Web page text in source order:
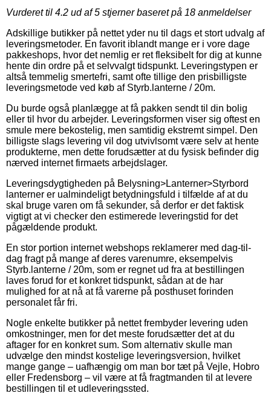
Vurderet til 4.2 ud af 5 stjerner baseret på 18 anmeldelser
Adskillige butikker på nettet yder nu til dags et stort udvalg af
leveringsmetoder. En favorit iblandt mange er i vore dage
pakkeshops, hvor det nemlig er ret fleksibelt for dig at kunne
hente din ordre på et selvvalgt tidspunkt. Leveringstypen er
altså temmelig smertefri, samt ofte tillige den prisbilligste
leveringsmetode ved køb af Styrb.lanterne / 20m.
Du burde også planlægge at få pakken sendt til din bolig
eller til hvor du arbejder. Leveringsformen viser sig oftest en
smule mere bekostelig, men samtidig ekstremt simpel. Den
billigste slags levering vil dog utvivlsomt være selv at hente
produkterne, men dette forudsætter at du fysisk befinder dig
nærved internet firmaets arbejdslager.
Leveringsdygtigheden på Belysning>Lanterner>Styrbord
lanterner er ualmindeligt betydningsfuld i tilfælde af at du
skal bruge varen om få sekunder, så derfor er det faktisk
vigtigt at vi checker den estimerede leveringstid for det
pågældende produkt.
En stor portion internet webshops reklamerer med dag-til-
dag fragt på mange af deres varenumre, eksempelvis
Styrb.lanterne / 20m, som er regnet ud fra at bestillingen
laves forud for et konkret tidspunkt, sådan at de har
mulighed for at nå at få varerne på posthuset forinden
personalet får fri.
Nogle enkelte butikker på nettet frembyder levering uden
omkostninger, men for det meste forudsætter det at du
aftager for en konkret sum. Som alternativ skulle man
udvælge den mindst kostelige leveringsversion, hvilket
mange gange – uafhængig om man bor tæt på Vejle, Hobro
eller Fredensborg – vil være at få fragtmanden til at levere
bestillingen til et udleveringssted.